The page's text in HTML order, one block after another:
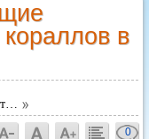
в
0